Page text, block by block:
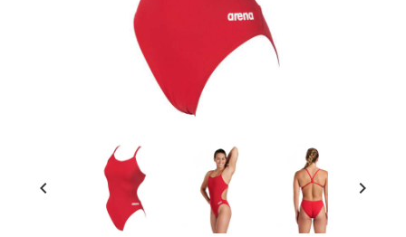
chevron_left chevron_right